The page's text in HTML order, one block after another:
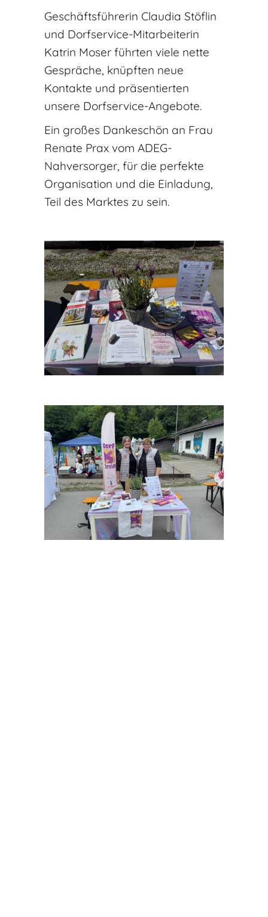
Geschäftsführerin Claudia Stöflin
und Dorfservice-Mitarbeiterin
Katrin Moser führten viele nette
Gespräche, knüpften neue
Kontakte und präsentierten
unsere Dorfservice-Angebote.
Ein großes Dankeschön an Frau
Renate Prax vom ADEG-
Nahversorger, für die perfekte
Organisation und die Einladung,
Teil des Marktes zu sein.